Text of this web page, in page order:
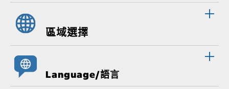
區域選擇
Language/語言